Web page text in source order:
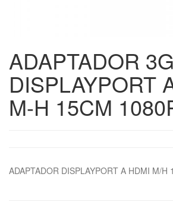
ADAPTADOR
DISPLAYPORT
M-H 15CM
ADAPTADOR DISPLAYPORT A HDMI M/H